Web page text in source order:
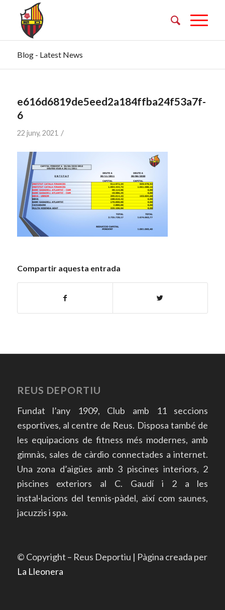
Blog - Latest News
e616d6819de5eed2a184ffba24f53a7f-
6
22 juny, 2021 /
Compartir aquesta entrada
REUS DEPORTIU
Fundat l’any 1909, Club amb 11 seccions
esportives, al centre de Reus. Disposa també de
les equipacions de fitness més modernes, amb
gimnàs, sales de càrdio connectades a internet.
Una zona d’aigües amb 3 piscines interiors, 2
piscines exteriors al C. Gaudí i 2 a les
instal·lacions del tennis-pàdel, així com saunes,
jacuzzis i spa.
© Copyright – Reus Deportiu | Pàgina creada per
La Lleonera